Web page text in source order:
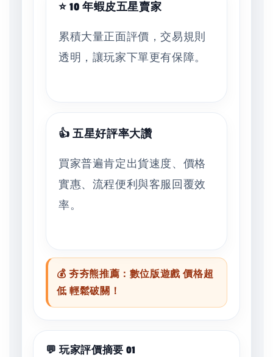
⭐ 10 年蝦皮五星賣家
累積大量正面評價，交易規則
透明，讓玩家下單更有保障。
👍 五星好評率大讚
買家普遍肯定出貨速度、價格
實惠、流程便利與客服回覆效
率。
💰 夯夯熊推薦：數位版遊戲 價格超
低 輕鬆破關！
💬 玩家評價摘要 01